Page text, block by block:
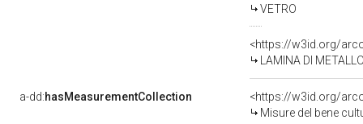
VETRO
LAMINA DI
a-dd:hasMeasurementCollection
<https://w3id.org/
Misure del bene